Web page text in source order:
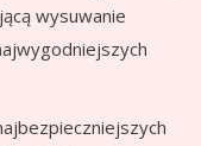
wysuwanie